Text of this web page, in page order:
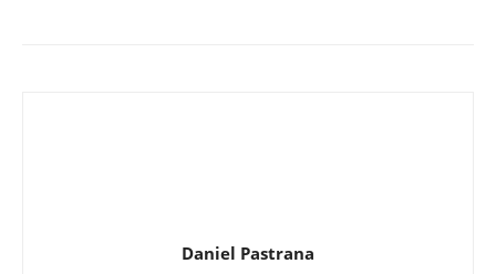
Daniel Pastrana